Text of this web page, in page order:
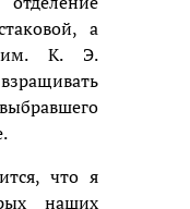
а
К. Э.
что я
наших